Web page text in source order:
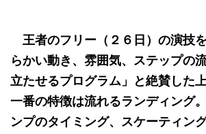
王者のフリー（２６日）の演技
らかい動き、雰囲気、ステップの
立たせるプログラム」と絶賛した
一番の特徴は流れるランディング
ンプのタイミング、スケーティン